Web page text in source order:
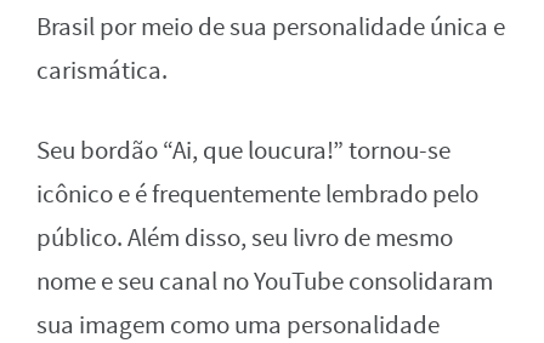
Brasil por meio de sua personalidade única e
carismática.
Seu bordão “Ai, que loucura!” tornou-se
icônico e é frequentemente lembrado pelo
público. Além disso, seu livro de mesmo
nome e seu canal no YouTube consolidaram
sua imagem como uma personalidade